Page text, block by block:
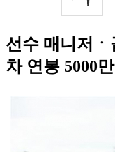
선수 매니저
차 연봉 5000